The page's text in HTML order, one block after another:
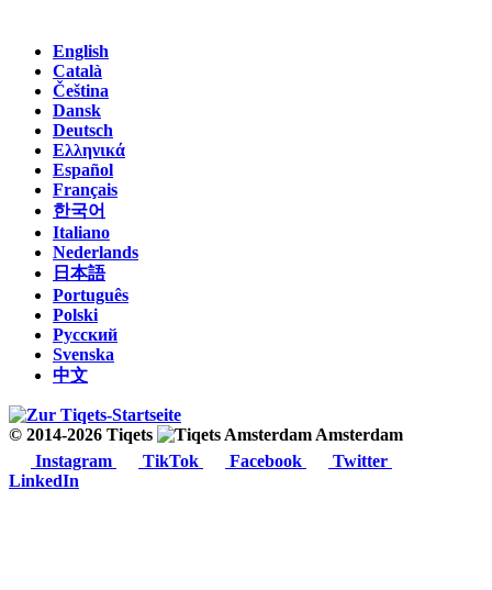
English
Català
Čeština
Dansk
Deutsch
Ελληνικά
Español
Français
한국어
Italiano
Nederlands
日本語
Português
Polski
Русский
Svenska
中文
© 2014-2026 Tiqets
Amsterdam
Instagram
TikTok Facebook
Twitter
LinkedIn